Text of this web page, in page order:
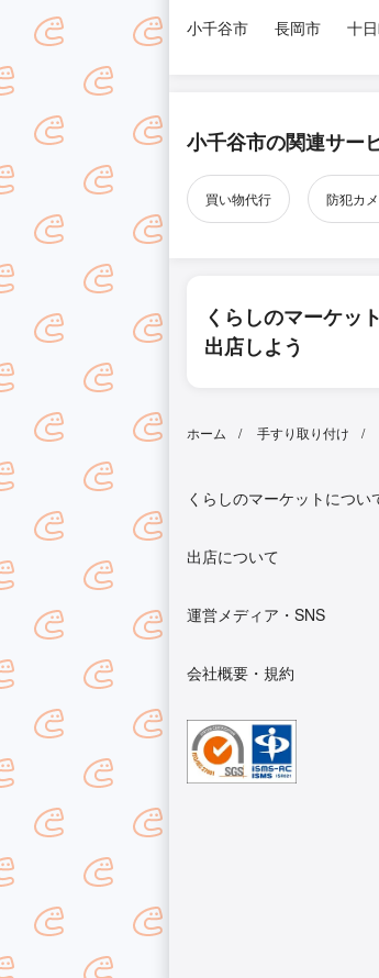
小千谷市
長岡市 十
小千谷市の関連サー
買い物代行 防犯カ
くらしのマーケッ
出店しよう
ホーム 手すり取り付け
くらしのマーケットについ
出店について
運営メディア・SNS
会社概要・規約